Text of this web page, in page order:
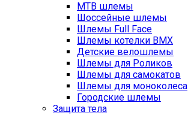
MTB шлемы
Шоссейные шлемы
Шлемы Full Face
Шлемы котелки BMX
Детские велошлемы
Шлемы для Роликов
Шлемы для самокатов
Шлемы для моноколеса
Городские шлемы
Защита тела